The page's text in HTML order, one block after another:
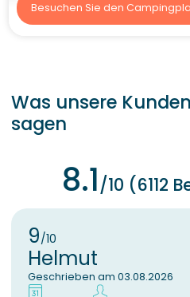
Besuchen Sie den
Was unsere
sagen
8.1/10 (6112
9/10
Helmut
Geschrieben am 03.08.2026